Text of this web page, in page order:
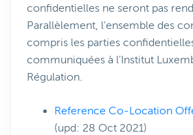
confidentielles ne seront pas
Parallèlement, l'ensemble des
compris les parties
communiquées à l'Institut
Régulation.
Reference Co-Location
(upd: 28 Oct 2021)